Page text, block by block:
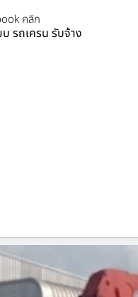
คลิก
รถเครน รับจ้าง